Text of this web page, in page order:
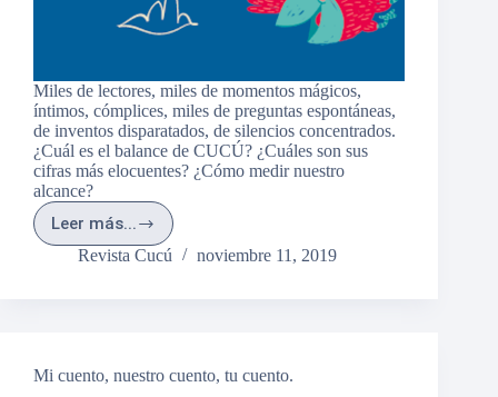
Miles de lectores, miles de momentos mágicos,
íntimos, cómplices, miles de preguntas espontáneas,
de inventos disparatados, de silencios concentrados.
¿Cuál es el balance de CUCÚ? ¿Cuáles son sus
cifras más elocuentes? ¿Cómo medir nuestro
alcance?
Leer más...
Miles
de
Revista Cucú noviembre 11, 2019
Mi cuento, nuestro cuento, tu cuento.